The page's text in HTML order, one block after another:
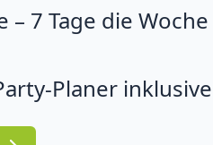
– 7 Tage die Woche
Planer inklusive